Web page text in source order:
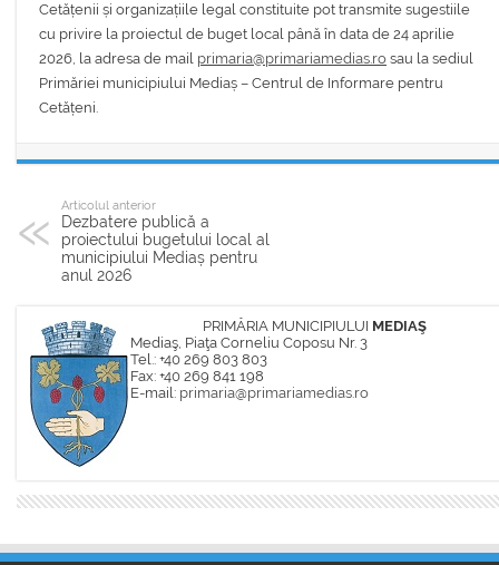
Cetățenii și organizațiile legal constituite pot transmite sugestiile
cu privire la proiectul de buget local până în data de 24 aprilie
2026, la adresa de mail primaria@primariamedias.ro sau la sediul
Primăriei municipiului Mediaș – Centrul de Informare pentru
Cetățeni.
Articolul anterior
Dezbatere publică a
proiectului bugetului local al
municipiului Mediaș pentru
anul 2026
PRIMĂRIA MUNICIPIULUI MEDIAŞ
Mediaş, Piaţa Corneliu Coposu Nr. 3
Tel.: +40 269 803 803
Fax: +40 269 841 198
E-mail: primaria@primariamedias.ro